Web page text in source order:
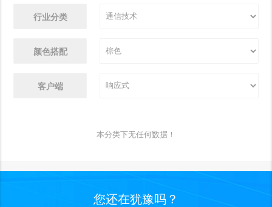
行业分类
颜色搭配
客户端
本分类下无任何数据！
您还在犹豫吗？